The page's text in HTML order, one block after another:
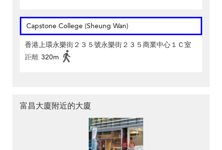
Capstone College (Sheung Wan)
香港上環永樂街２３５號永樂街２３５商業中心１Ｃ室
距離 320m
富昌大廈附近的大廈